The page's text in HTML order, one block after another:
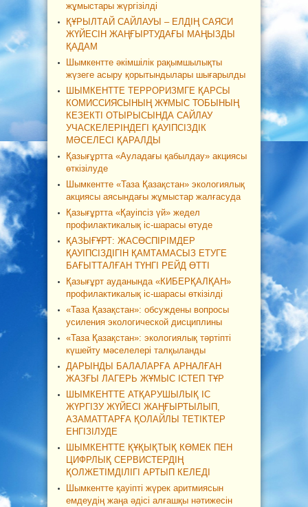
жұмыстары жүргізілді
ҚҰРЫЛТАЙ САЙЛАУЫ – ЕЛДІҢ САЯСИ
ЖҮЙЕСІН ЖАҢҒЫРТУДАҒЫ МАҢЫЗДЫ
ҚАДАМ
Шымкентте әкімшілік рақымшылықты
жүзеге асыру қорытындылары шығарылды
ШЫМКЕНТТЕ ТЕРРОРИЗМГЕ ҚАРСЫ
КОМИССИЯСЫНЫҢ ЖҰМЫС ТОБЫНЫҢ
КЕЗЕКТІ ОТЫРЫСЫНДА САЙЛАУ
УЧАСКЕЛЕРІНДЕГІ ҚАУІПСІЗДІК
МӘСЕЛЕСІ ҚАРАЛДЫ
Қазығұртта «Ауладағы қабылдау» акциясы
өткізілуде
Шымкентте «Таза Қазақстан» экологиялық
акциясы аясындағы жұмыстар жалғасуда
Қазығұртта «Қауіпсіз үй» жедел
профилактикалық іс-шарасы өтуде
ҚАЗЫҒҰРТ: ЖАСӨСПІРІМДЕР
ҚАУІПСІЗДІГІН ҚАМТАМАСЫЗ ЕТУГЕ
БАҒЫТТАЛҒАН ТҮНГІ РЕЙД ӨТТІ
Қазығұрт ауданында «КИБЕРҚАЛҚАН»
профилактикалық іс-шарасы өткізілді
«Таза Қазақстан»: обсуждены вопросы
усиления экологической дисциплины
«Таза Қазақстан»: экологиялық тәртіпті
күшейту мәселелері талқыланды
ДАРЫНДЫ БАЛАЛАРҒА АРНАЛҒАН
ЖАЗҒЫ ЛАГЕРЬ ЖҰМЫС ІСТЕП ТҰР
ШЫМКЕНТТЕ АТҚАРУШЫЛЫҚ ІС
ЖҮРГІЗУ ЖҮЙЕСІ ЖАҢҒЫРТЫЛЫП,
АЗАМАТТАРҒА ҚОЛАЙЛЫ ТЕТІКТЕР
ЕНГІЗІЛУДЕ
ШЫМКЕНТТЕ ҚҰҚЫҚТЫҚ КӨМЕК ПЕН
ЦИФРЛЫҚ СЕРВИСТЕРДІҢ
ҚОЛЖЕТІМДІЛІГІ АРТЫП КЕЛЕДІ
Шымкентте қауіпті жүрек аритмиясын
емдеудің жаңа әдісі алғашқы нәтижесін